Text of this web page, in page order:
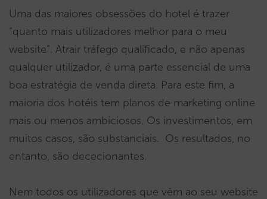
Uma das maiores obsessões do hotel é trazer
“quanto mais utilizadores melhor para o meu
website”. Atrair tráfego qualificado, e não apenas
qualquer utilizador, é uma parte essencial de uma
boa estratégia de venda direta. Para este fim, a
maioria dos hotéis tem planos de marketing online
mais ou menos ambiciosos. Os investimentos, em
muitos casos, são substanciais. Os resultados, no
entanto, são dececionantes.
Nem todos os utilizadores que vêm ao seu website